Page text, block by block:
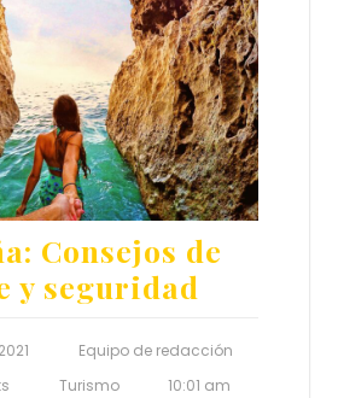
Consejos de
y seguridad
Equipo de redacción
Turismo 10:01 am